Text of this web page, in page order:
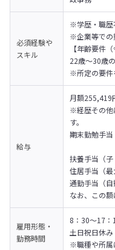
必須経験や
スキル
※学歴・職歴
※企業等での
【年齢要件
22歳～30歳
※所定の要件
給与
月額255,419
※経歴その他
す。
期末勤勉手
扶養手当（
住居手
通勤手当（自
なお、この額
雇用形態・
勤務時間
8：30～17：
土日祝日休み
※職種や所属